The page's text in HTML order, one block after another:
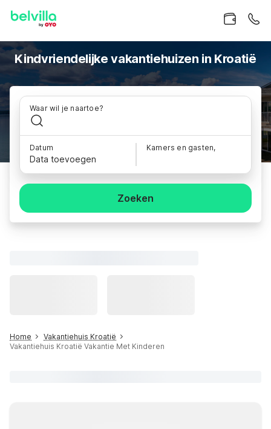
Kindvriendelijke vakantiehuizen in Kroatië
Waar wil je naartoe?
Datum
Data toevoegen
Kamers en gasten,
Zoeken
Home
Vakantiehuis Kroatië
Vakantiehuis Kroatië Vakantie Met Kinderen